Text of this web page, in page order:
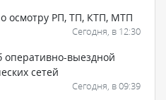
осмотру РП, ТП, КТП, МТП
Сегодня, в 12:30
оперативно-выездной
сетей
Сегодня, в 09:39